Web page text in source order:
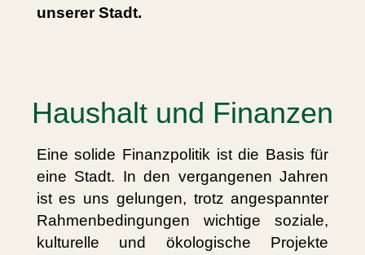
unserer Stadt.
Haushalt und Finanzen
Eine solide Finanzpolitik ist die Basis für
eine Stadt. In den vergangenen Jahren
ist es uns gelungen, trotz angespannter
Rahmenbedingungen wichtige soziale,
kulturelle und ökologische Projekte